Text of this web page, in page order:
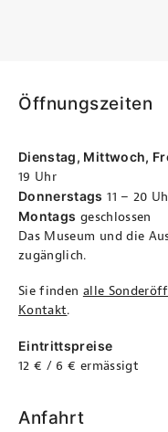
Öffnungszeiten
Dienstag, Mittwoch,
19 Uhr
Donnerstags 11 – 20
Montags geschlossen
Das Museum und die
zugänglich.
Sie finden alle
Kontakt.
Eintrittspreise
12 € / 6 € ermässigt
Anfahrt